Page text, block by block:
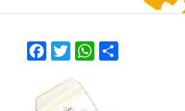
Facebook
TwitterWhatsApp